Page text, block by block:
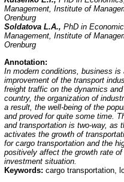
Management, Institute of
Orenburg
Soldatova L.A., PhD in
Management, Institute of
Orenburg
Annotation:
In modern conditions, business
improvement of the transport
freight traffic on the dynamics
country, the organization of
a result, the well-being of the
and proved for quite some time.
and transportation is two-way, as
activates the growth of
for cargo transportation and the
positively affect the growth rate
investment situation.
Keywords: cargo transportation,